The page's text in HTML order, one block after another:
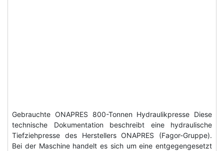
Gebrauchte ONAPRES 800-Tonnen Hydraulikpresse Diese
technische Dokumentation beschreibt eine hydraulische
Tiefziehpresse des Herstellers ONAPRES (Fagor-Gruppe).
Bei der Maschine handelt es sich um eine entgegengesetzt